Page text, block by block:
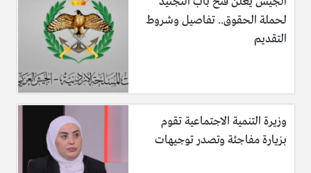
لحملة الحقوق.. تفاصيل وشروط
التقديم
وزيرة التنمية الاجتماعية تقوم
بزيارة مفاجئة وتصدر توجيهات